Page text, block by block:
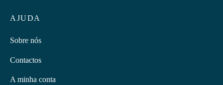
AJUDA
Sobre nós
Contactos
A minha conta